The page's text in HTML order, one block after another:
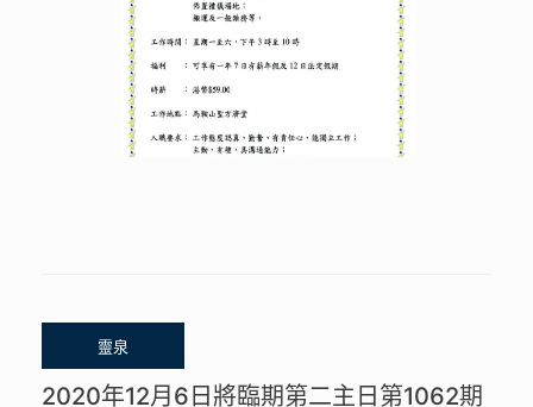
2020年12月6日將臨期第二主日第1062期